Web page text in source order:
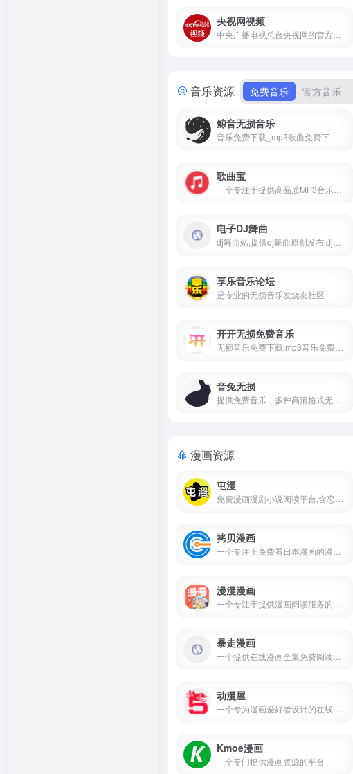
央视网视频
中央广播电视总台央视网的官方网站
音乐资源 免费音乐 官方音乐
鲸音无损音乐
音乐免费下载_mp3歌曲免费下载_无损音乐歌曲下载网站
歌曲宝
一个专注于提供高品质MP3音乐在线免费下载的网站
电子DJ舞曲
dj舞曲站,提供dj舞曲原创发布,dj舞曲下载,高品质mp3
享乐音乐论坛
是专业的无损音乐发烧友社区
开开无损免费音乐
无损音乐免费下载,mp3音乐免费音乐下载的网站,抖音热门音乐下载
音兔无损
提供免费音乐，多种高清格式无损音乐
漫画资源
屯漫
免费漫画漫剧小说阅读平台,含恋爱都市霸总奇幻耽美修仙玄幻题材,提供热门漫剧连载完结作品,适配漫画爱好者小说读者
拷贝漫画
一个专注于免费看日本漫画的漫画网站
漫漫漫画
一个专注于提供漫画阅读服务的平台
暴走漫画
一个提供在线漫画全集免费阅读的平台
动漫屋
一个专为漫画爱好者设计的在线漫画平台,提供多种热门漫画的在线阅读服务
Kmoe漫画
一个专门提供漫画资源的平台